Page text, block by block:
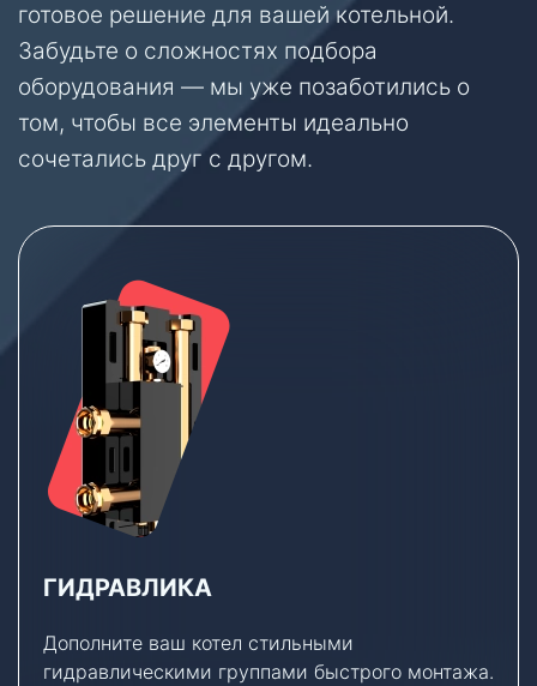
готовое решение для вашей котельной.
Забудьте о сложностях подбора
оборудования — мы уже позаботились о
том, чтобы все элементы идеально
сочетались друг с другом.
ГИДРАВЛИКА
Дополните ваш котел стильными
гидравлическими группами быстрого монтажа.